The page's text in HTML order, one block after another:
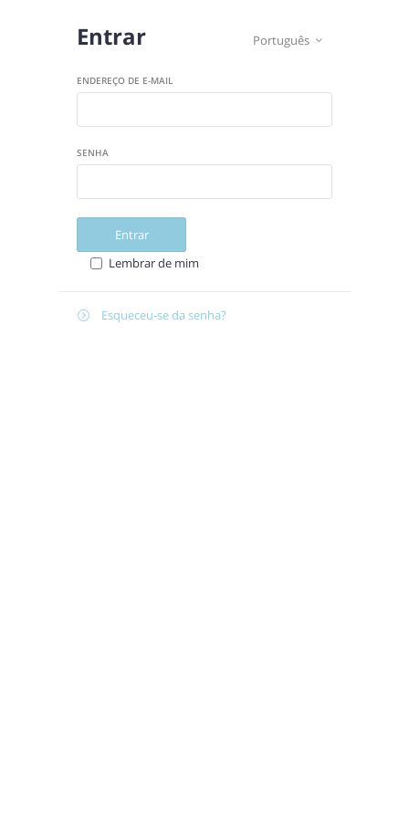
Português 
Entrar
ENDEREÇO DE E-MAIL
SENHA
Entrar
Lembrar de mim
 Esqueceu-se da senha?